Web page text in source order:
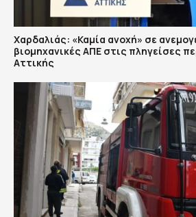
Χαρδαλιάς: «Καμία ανοχή» σε
βιομηχανικές ΑΠΕ στις πληγείσες
Αττικής